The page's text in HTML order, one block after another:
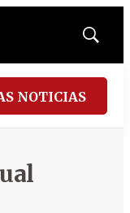
Mostrar
NOTICIAS